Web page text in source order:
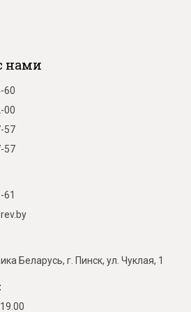
нами
60
00
57
57
61
Беларусь, г. Пинск, ул. Чуклая, 1